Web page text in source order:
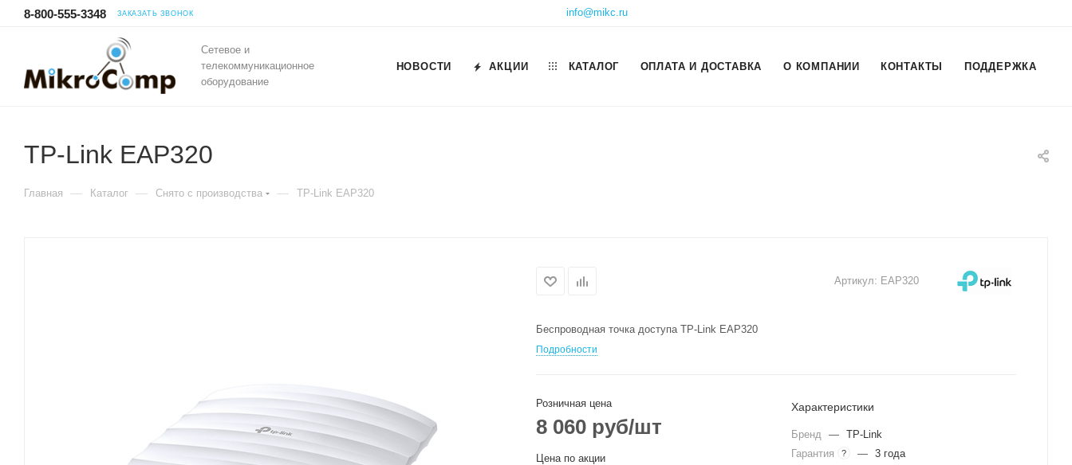
8-800-555-3348 ЗАКАЗАТЬ ЗВОНОК info@mikc.ru
Сетевое и
телекоммуникационное
оборудование
НОВОСТИ АКЦИИ КАТАЛОГ ОПЛАТА И ДОСТАВКА О КОМПАНИИ КОНТАКТЫ ПОДДЕРЖКА
TP-Link EAP320
Главная — Каталог — Снято с производства — TP-Link EAP320
Артикул: EAP320
Беспроводная точка доступа TP-Link EAP320
Подробности
Розничная цена
8 060 руб/шт
Цена по акции
Характеристики
Бренд — TP-Link
Гарантия
? — 3 года